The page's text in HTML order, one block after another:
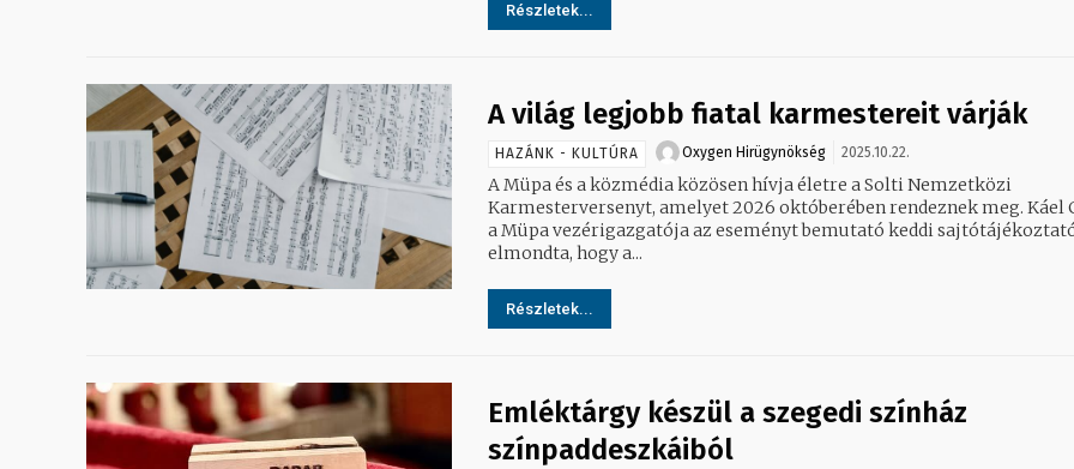
Részletek...
A világ legjobb fiatal karmestereit várják
HAZÁNK - KULTÚRA Oxygen Hirügynökség 2025.10.22.
A Müpa és a közmédia közösen hívja életre a Solti Nemzetközi
Karmesterversenyt, amelyet 2026 októberében rendeznek meg. Káel Csaba,
a Müpa vezérigazgatója az eseményt bemutató keddi
elmondta, hogy a...
Részletek...
Emléktárgy készül a szegedi színház
színpaddeszkáiból